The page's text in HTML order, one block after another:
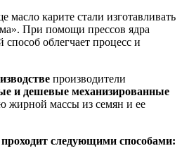
масло карите стали изготавливать
При помощи прессов ядра
облегчает процесс и
производители
и дешевые механизированные
жирной массы из семян и еe
следующими способами: